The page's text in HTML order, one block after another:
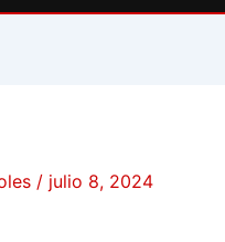
/ julio 8, 2024